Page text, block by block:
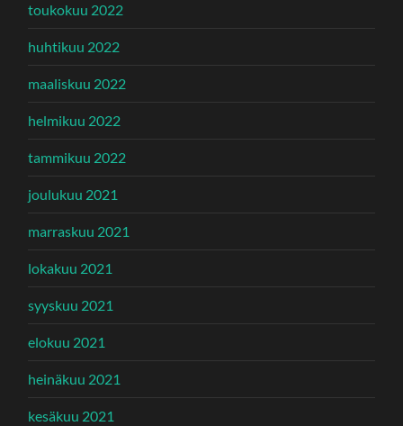
toukokuu 2022
huhtikuu 2022
maaliskuu 2022
helmikuu 2022
tammikuu 2022
joulukuu 2021
marraskuu 2021
lokakuu 2021
syyskuu 2021
elokuu 2021
heinäkuu 2021
kesäkuu 2021